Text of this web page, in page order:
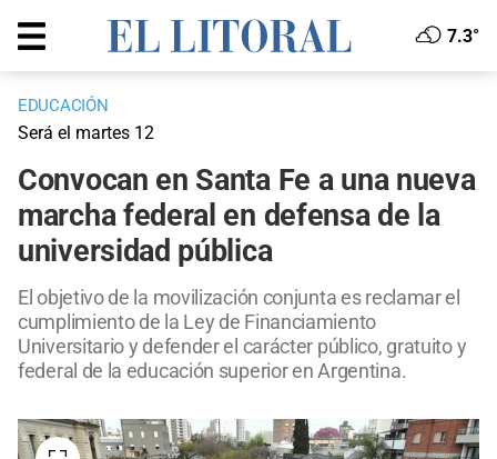
7.3°
EDUCACIÓN
Será el martes 12
Convocan en Santa Fe a una nueva
marcha federal en defensa de la
universidad pública
El objetivo de la movilización conjunta es reclamar el
cumplimiento de la Ley de Financiamiento
Universitario y defender el carácter público, gratuito y
federal de la educación superior en Argentina.